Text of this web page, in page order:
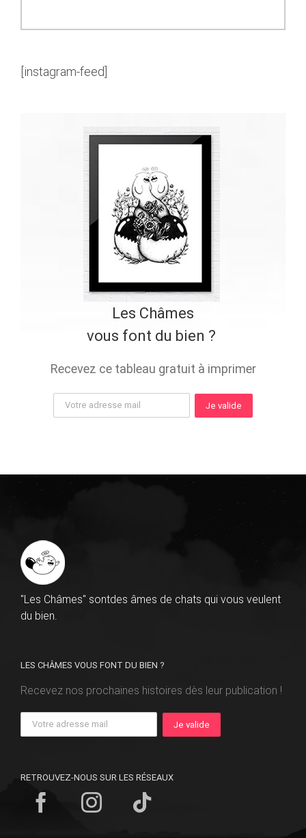
[instagram-feed]
Les Châmes
vous font du bien ?
Recevez ce tableau gratuit à imprimer
"Les Châmes" sontdes âmes de chats qui vous veulent
du bien.
LES CHÂMES VOUS FONT DU BIEN ?
Recevez nos prochaines histoires dès leur publication !
RETROUVEZ-NOUS SUR LES RÉSEAUX